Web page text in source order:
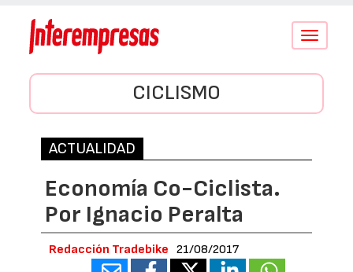
Conmutar
CICLISMO
ACTUALIDAD
Economía Co-Ciclista.
Por Ignacio Peralta
Redacción Tradebike 21/08/2017